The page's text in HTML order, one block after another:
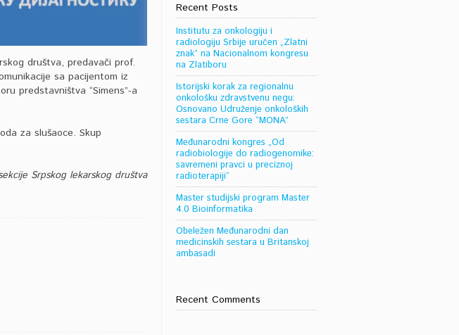
društva, predavači prof.
sa pacijentom iz
predstavništva “Simens”-a
za slušaoce. Skup
Srpskog lekarskog društva
Recent Posts
Institutu za onkologiju i
radiologiju Srbije uručen „Zlatni
znak” na Nacionalnom kongresu
na Zlatiboru
Istorijski korak za regionalnu
onkološku zdravstvenu negu:
Osnovano Udruženje onkoloških
sestara Crne Gore “MONA”
Međunarodni kongres „Od
radiobiologije do radiogenomike:
savremeni pravci u preciznoj
radioterapiji“
Master studijski program Master
4.0 Bioinformatika
Obeležen Međunarodni dan
medicinskih sestara u Britanskoj
ambasadi
Recent Comments